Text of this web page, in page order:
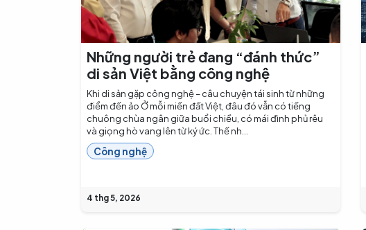
Những người trẻ đang “đánh thức”
di sản Việt bằng công nghệ
Khi di sản gặp công nghệ – câu chuyện tái sinh từ những
điểm đến ảo Ở mỗi miền đất Việt, đâu đó vẫn có tiếng
chuông chùa ngân giữa buổi chiều, có mái đình phủ rêu
và giọng hò vang lên từ ký ức. Thế nh...
Công nghệ
4 thg 5, 2026